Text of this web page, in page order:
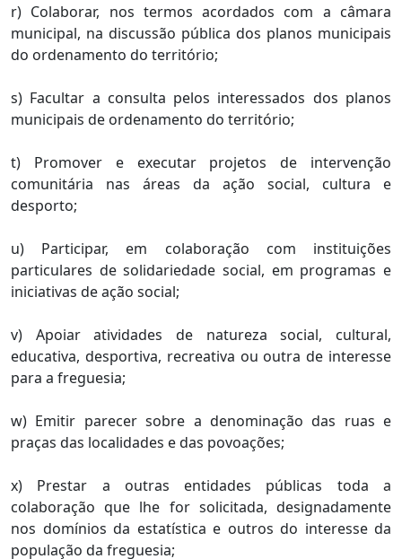
r) Colaborar, nos termos acordados com a câmara
municipal, na discussão pública dos planos municipais
do ordenamento do território;
s) Facultar a consulta pelos interessados dos planos
municipais de ordenamento do território;
t) Promover e executar projetos de intervenção
comunitária nas áreas da ação social, cultura e
desporto;
u) Participar, em colaboração com instituições
particulares de solidariedade social, em programas e
iniciativas de ação social;
v) Apoiar atividades de natureza social, cultural,
educativa, desportiva, recreativa ou outra de interesse
para a freguesia;
w) Emitir parecer sobre a denominação das ruas e
praças das localidades e das povoações;
x) Prestar a outras entidades públicas toda a
colaboração que lhe for solicitada, designadamente
nos domínios da estatística e outros do interesse da
população da freguesia;